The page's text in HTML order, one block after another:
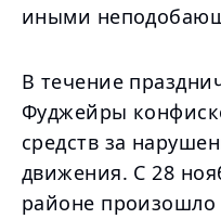
иными
В течение
Фуджейры
средств за
движения. С 28
районе